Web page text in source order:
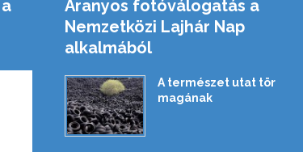
Aranyos fotóválogatás a
Nemzetközi Lajhár Nap
alkalmából
A természet utat tör
magának